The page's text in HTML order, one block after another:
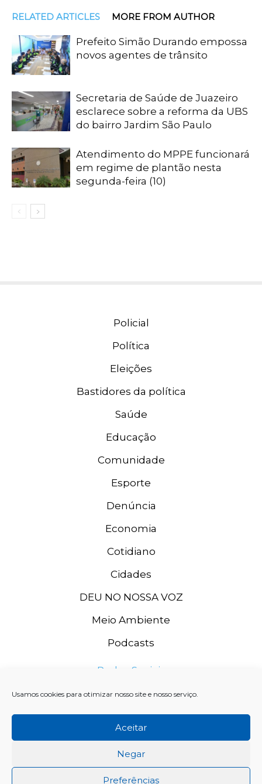
Usamos cookies para otimizar nosso site e nosso serviço.
Aceitar
Negar
Preferências
RELATED ARTICLES MORE FROM AUTHOR
Prefeito Simão Durando empossa
novos agentes de trânsito
Secretaria de Saúde de Juazeiro
esclarece sobre a reforma da UBS
do bairro Jardim São Paulo
Atendimento do MPPE funcionará
em regime de plantão nesta
segunda-feira (10)
Policial
Política
Eleições
Bastidores da política
Saúde
Educação
Comunidade
Esporte
Denúncia
Economia
Cotidiano
Cidades
DEU NO NOSSA VOZ
Meio Ambiente
Podcasts
Redes Sociais